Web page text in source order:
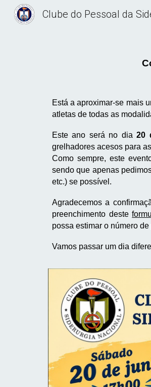
Está a aproximar-se mais
atletas de todas as
Este ano será no dia20
grelhadores acesos para
Como sempre, este
sendo que apenas
etc.) se possível.
Agradecemos a
preenchimento deste
possa estimar o número
Vamos passar um dia